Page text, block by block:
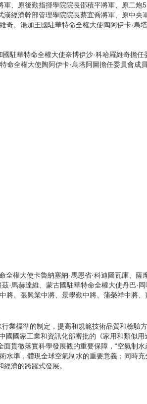
、原後勤指揮學院院長邵積平將軍、原二炮
經濟幹部管理學院院長蔡宜喬將軍、原中央
奇、湯加王國駐華特命全權大使陶阿伊卡·烏
華特命全權大使奈博伊沙·科哈羅維奇擔任
命全權大使陶阿伊卡·烏塔阿圖擔任委員會成員
權大使卡魯納塞納-馬恩省·科迪圖瓦庫、薩
·馬赫達維、蒙古國駐華特命全權大使丹巴·岡
將、張興業中將、景學勤中將、蒲榮祥中將、
業標準的制定，提高和規範技術品質和檢驗
國家工業和資訊化部審批的《家用和類似用
貫徹落實科學發展觀的重要保障，“空氣制水
水準，體現全球空氣制水的重要意義；同時充
濟的跨躍式發展。